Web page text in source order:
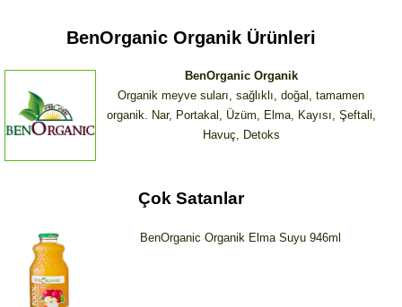
BenOrganic Organik Ürünleri
BenOrganic Organik
Organik meyve suları, sağlıklı, doğal, tamamen
organik. Nar, Portakal, Üzüm, Elma, Kayısı, Şeftali,
Havuç, Detoks
Çok Satanlar
BenOrganic Organik Elma Suyu 946ml